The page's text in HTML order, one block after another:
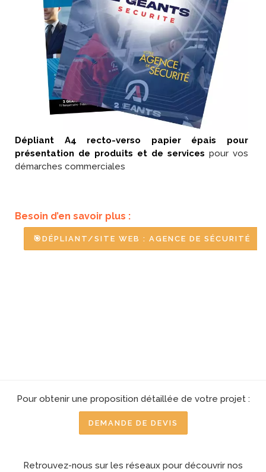
Dépliant A4 recto-verso papier épais pour
présentation de produits et de services pour vos
démarches commerciales
Besoin d’en savoir plus :
🎯DÉPLIANT/SITE WEB : AGENCE DE SÉCURITÉ
Pour obtenir une proposition détaillée de votre projet :
DEMANDE DE DEVIS
Retrouvez-nous sur les réseaux pour découvrir nos